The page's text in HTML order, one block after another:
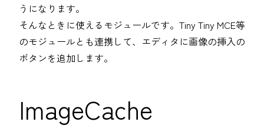
うになります。
そんなときに使えるモジュールです。Tiny Tiny MCE等
のモジュールとも連携して、エディタに画像の挿入の
ボタンを追加します。
ImageCache